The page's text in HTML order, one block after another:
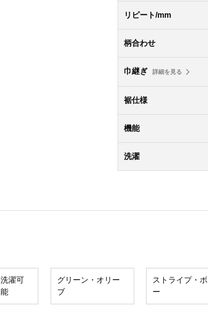
リピート/mm
柄合わせ
巾継ぎ 詳細を見る
裾仕様
機能
洗濯
洗濯可
能
グリーン・オリー
ブ
ストライプ・
ー